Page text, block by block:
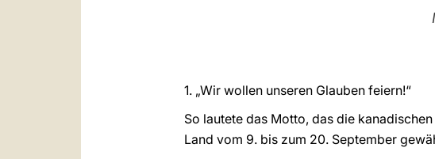
1. „Wir wollen unseren Glauben feiern!“
So lautete das Motto, das die
Land vom 9. bis zum 20. September